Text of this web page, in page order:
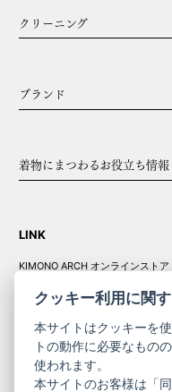
クリーニング
ブランド
着物にまつわるお役立ち情報
LINK
KIMONO ARCH オンラインストア
クッキー利用に関
本サイトはクッキーを
トの動作に必要なもの
使われます。
本サイトのお客様は「